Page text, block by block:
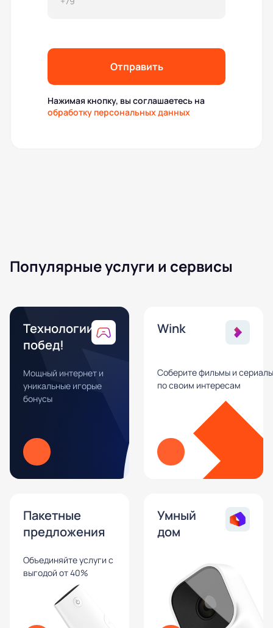
Отправить
Нажимая кнопку, вы соглашаетесь на
обработку персональных данных
Популярные услуги и сервисы
Технологии
побед!
Мощный интернет и
уникальные игорые
бонусы
Wink
Соберите фильмы и сериалы
по своим интересам
Пакетные
предложения
Объединяйте услуги с
выгодой от 40%
Умный
дом